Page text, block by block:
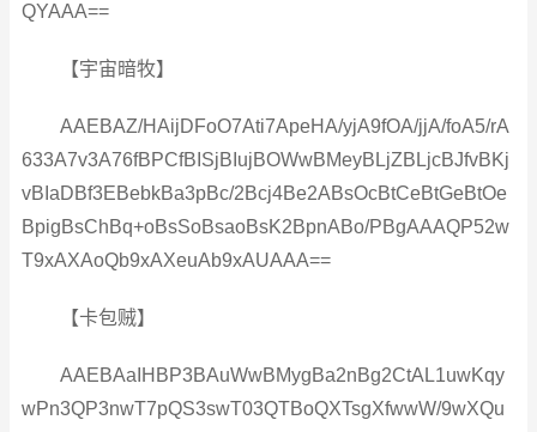
QYAAA==
【宇宙暗牧】
AAEBAZ/HAijDFoO7Ati7ApeHA/yjA9fOA/jjA/foA5/rA
633A7v3A76fBPCfBISjBIujBOWwBMeyBLjZBLjcBJfvBKj
vBIaDBf3EBebkBa3pBc/2Bcj4Be2ABsOcBtCeBtGeBtOe
BpigBsChBq+oBsSoBsaoBsK2BpnABo/PBgAAAQP52w
T9xAXAoQb9xAXeuAb9xAUAAA==
【卡包贼】
AAEBAaIHBP3BAuWwBMygBa2nBg2CtAL1uwKqy
wPn3QP3nwT7pQS3swT03QTBoQXTsgXfwwW/9wXQu